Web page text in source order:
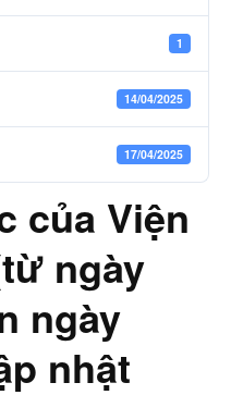
1
14/04/2025
17/04/2025
của Viện
ngày
ngày
nhật